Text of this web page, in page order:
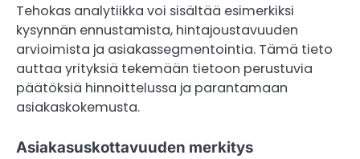
Tehokas analytiikka voi sisältää esimerkiksi
kysynnän ennustamista, hintajoustavuuden
arvioimista ja asiakassegmentointia. Tämä tieto
auttaa yrityksiä tekemään tietoon perustuvia
päätöksiä hinnoittelussa ja parantamaan
asiakaskokemusta.
Asiakasuskottavuuden merkitys